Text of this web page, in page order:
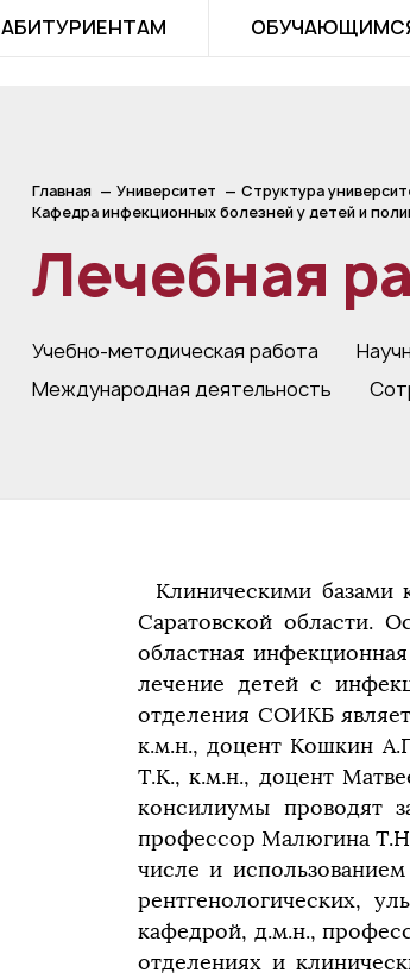
АБИТУРИЕНТАМ
Главная Университет Структура
Кафедра инфекционных болезней у детей и
Лечебная
Учебно-методическая работа
Международная деятельность
Клиническими базами
Саратовской области.
областная
лечение детей с
отделения СОИКБ
к.м.н., доцент Кошкин
Т.К., к.м.н., доцент
консилиумы проводят
профессор Малюгина
числе и
рентгенологических,
кафедрой, д.м.н.,
отделениях и